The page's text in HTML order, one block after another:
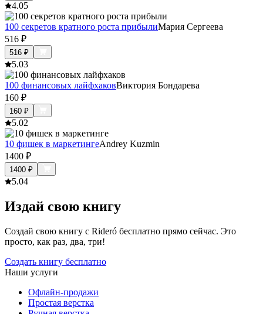
4.05
100 секретов кратного роста прибылиМария Сергеева
516 ₽
516 ₽
5.03
100 финансовых лайфхаковВиктория Бондарева
160 ₽
160 ₽
5.02
10 фишек в маркетингеAndrey Kuzmin
1400 ₽
1400 ₽
5.04
Издай свою книгу
Создай свою книгу с Rideró бесплатно прямо сейчас. Это
просто, как раз, два, три!
Создать книгу бесплатно
Наши услуги
Офлайн-продажи
Простая верстка